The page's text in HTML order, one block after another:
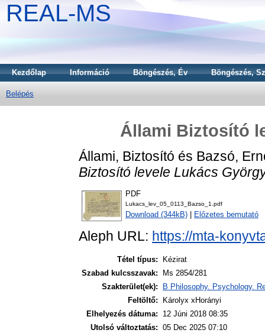
REAL-MS
Kezdőlap Információ Böngészés, Év Böngészés,
Belépés
Állami Biztosító
Állami, Biztosító és Bazsó,
Biztosító levele Lukács
PDF
Lukacs_lev_05_0113_Bazso_1.pdf
Download (344kB) Előzetes bemutató
Aleph URL: https://mta-
Tétel típus:
Kézirat
Szabad kulcsszavak:
Ms 2854/281
Szakterület(ek):
B Philosophy. Psychology.
Feltöltő:
Károlyx xHorányi
Elhelyezés dátuma:
12 Júni 2018 08:35
Utolsó változtatás: 05 Dec 2025 07:10